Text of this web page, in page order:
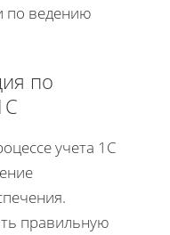
по ведению
по
учета 1С
правильную